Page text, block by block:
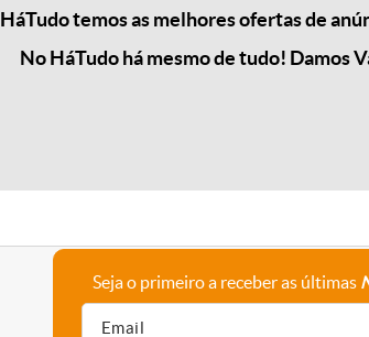
temos as melhores ofertas de
No HáTudo há mesmo de tudo! Damos
A empresa
Seja o primeiro a receber as últimas